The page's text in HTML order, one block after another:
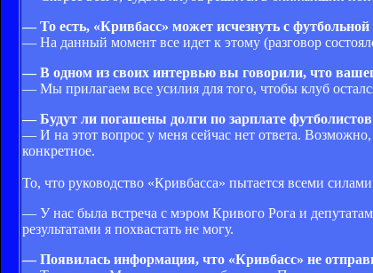
— То есть, «Кривбасс» может исчезнуть с
— На данный момент все идет к этому (разговор
— В одном из своих интервью вы говорили, что
— Мы прилагаем все усилия для того, чтобы клуб
— Будут ли погашены долги по зарплате
— И на этот вопрос у меня сейчас нет ответа.
конкретное.
То, что руководство «Кривбасса» пытается всеми
— У нас была встреча с мэром Кривого Рога и
результатами я похвастать не могу.
— Появилась информация, что «Кривбасс» не